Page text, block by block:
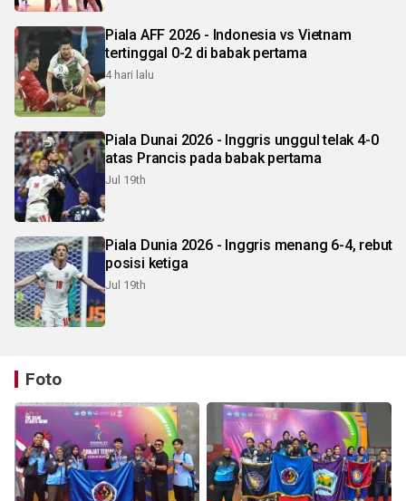
Piala AFF 2026 - Indonesia vs Vietnam
tertinggal 0-2 di babak pertama
4 hari lalu
Piala Dunai 2026 - Inggris unggul telak 4-0
atas Prancis pada babak pertama
Jul 19th
Piala Dunia 2026 - Inggris menang 6-4, rebut
posisi ketiga
Jul 19th
Foto